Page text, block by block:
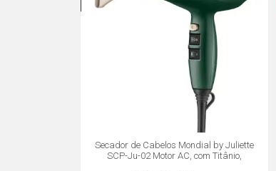
Secador de Cabelos Mondial by Juliette
SCP-Ju-02 Motor AC, com Titânio,